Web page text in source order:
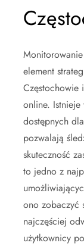
element
Częstochowie
online.
dostępnych
pozwalają
skuteczność
to jedno z
ono zobaczyć
najczęściej
użytkownicy